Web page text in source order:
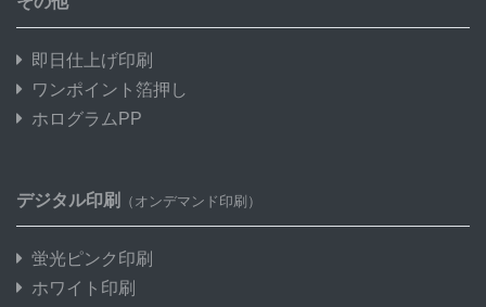
即日仕上げ印刷
ワンポイント箔押し
ホログラムPP
デジタル印刷 （オンデマンド印刷）
蛍光ピンク印刷
ホワイト印刷